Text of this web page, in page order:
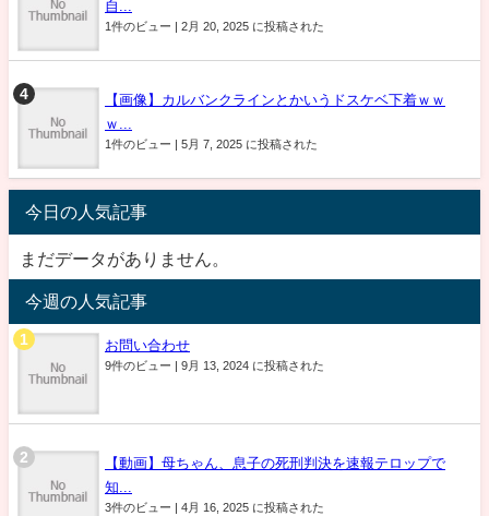
自...
1件のビュー | 2月 20, 2025 に投稿された
【画像】カルバンクラインとかいうドスケベ下着ｗｗ
ｗ...
1件のビュー | 5月 7, 2025 に投稿された
今日の人気記事
まだデータがありません。
今週の人気記事
お問い合わせ
9件のビュー | 9月 13, 2024 に投稿された
【動画】母ちゃん、息子の死刑判決を速報テロップで
知...
3件のビュー | 4月 16, 2025 に投稿された